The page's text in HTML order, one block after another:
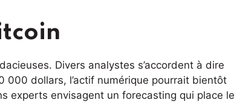
Divers analystes s’accordent à dire
000 dollars, l’actif numérique pourrait bientôt
experts envisagent un forecasting qui place le